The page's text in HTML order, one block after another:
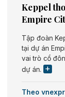
Keppel
Empire
Tập đoàn
tại dự án
vai trò cổ
dự án.
Theo